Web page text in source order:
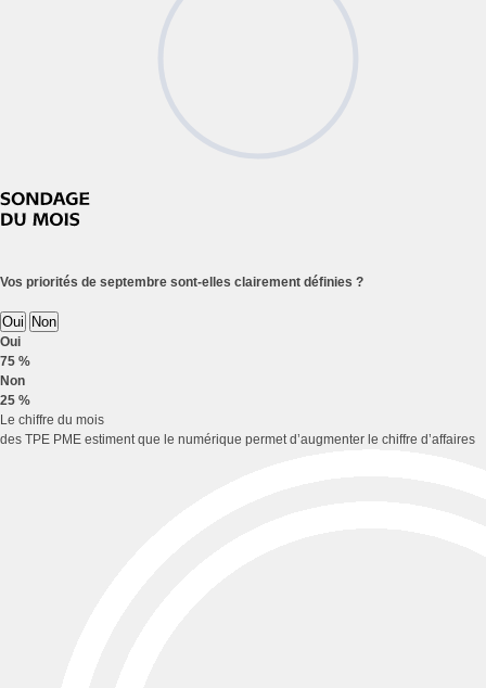
Vos priorités de septembre sont-elles clairement définies ?
Oui Non
Oui
75 %
Non
25 %
Le chiffre du mois
des TPE PME estiment que le numérique permet d’augmenter le chiffre d’affaires